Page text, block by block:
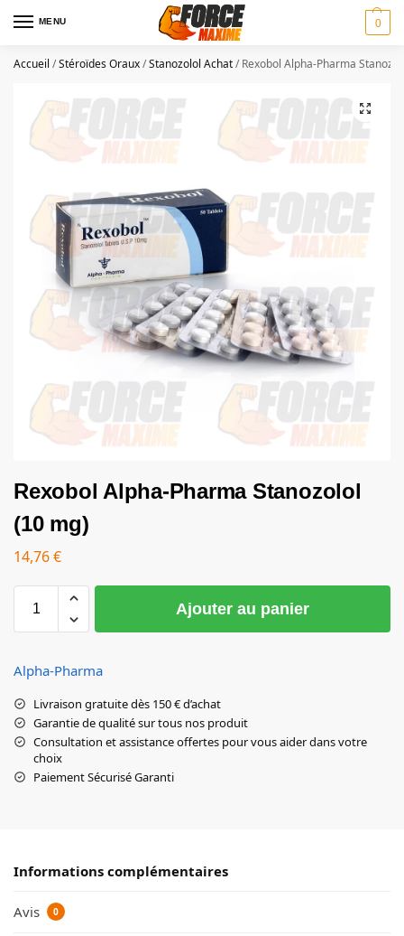
MENU 0
Accueil /Stéroïdes Oraux/Stanozolol Achat/Rexobol Alpha-Pharma
Rexobol Alpha-Pharma Stanozolol
(10 mg)
14,76€
Ajouter au panier
Alpha-Pharma
Livraison gratuite dès 150 € d’achat
Garantie de qualité sur tous nos produit
Consultation et assistance offertes pour vous aider dans votre
choix
Paiement Sécurisé Garanti
Informations complémentaires
Avis 0